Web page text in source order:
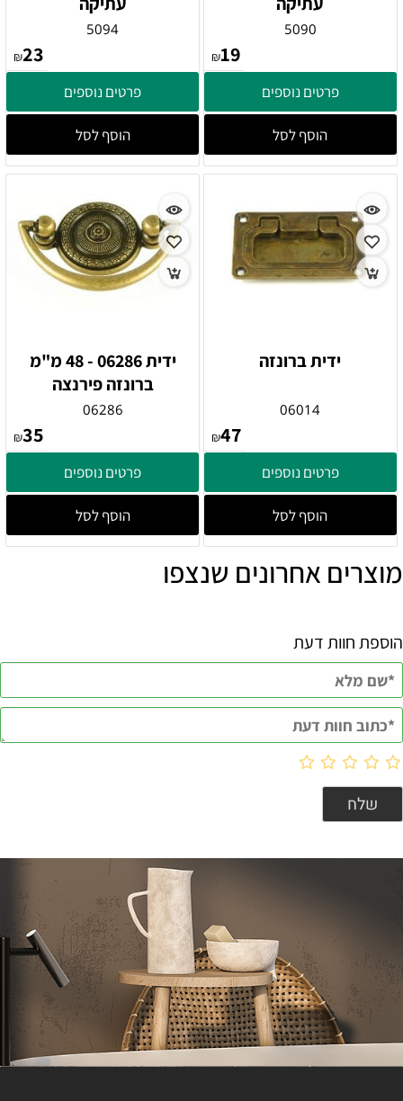
5090
₪19
פרטים נוספים
הוסף לסל
5094
₪23
פרטים נוספים
הוסף לסל
ידית ברונזה
06014
₪47
פרטים נוספים
הוסף לסל
ידית 06286 - 48 מ"מ
ברונזה פירנצה
06286
₪35
פרטים נוספים
הוסף לסל
מוצרים אחרונים שנצפו
הוספת חוות דעת